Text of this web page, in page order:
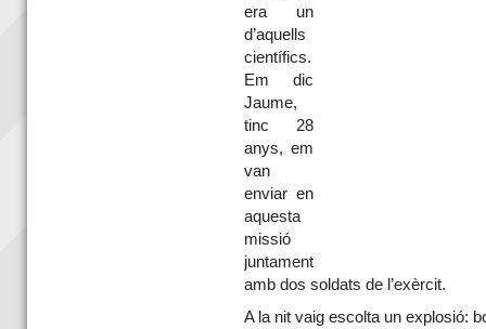
era un
d’aquells
científics.
Em dic
Jaume,
tinc 28
anys, em
van
enviar en
aquesta
missió
juntament
amb dos soldats de l’exèrcit.
A la nit vaig escolta un explosió: